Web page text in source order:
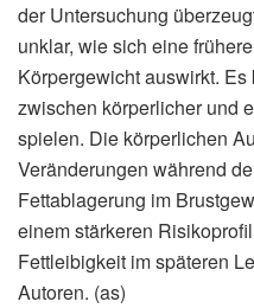
der Untersuchung
unklar, wie sich eine
Körpergewicht auswirkt.
zwischen körperlicher und
spielen. Die körperlichen
Veränderungen während
Fettablagerung im
einem stärkeren
Fettleibigkeit im späteren
Autoren. (as)